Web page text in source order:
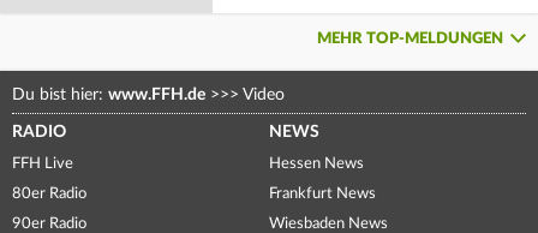
MEHR TOP-MELDUNGEN
Du bist hier: www.FFH.de >>> Video
RADIO
FFH Live
80er Radio
90er Radio
NEWS
Hessen News
Frankfurt News
Wiesbaden News